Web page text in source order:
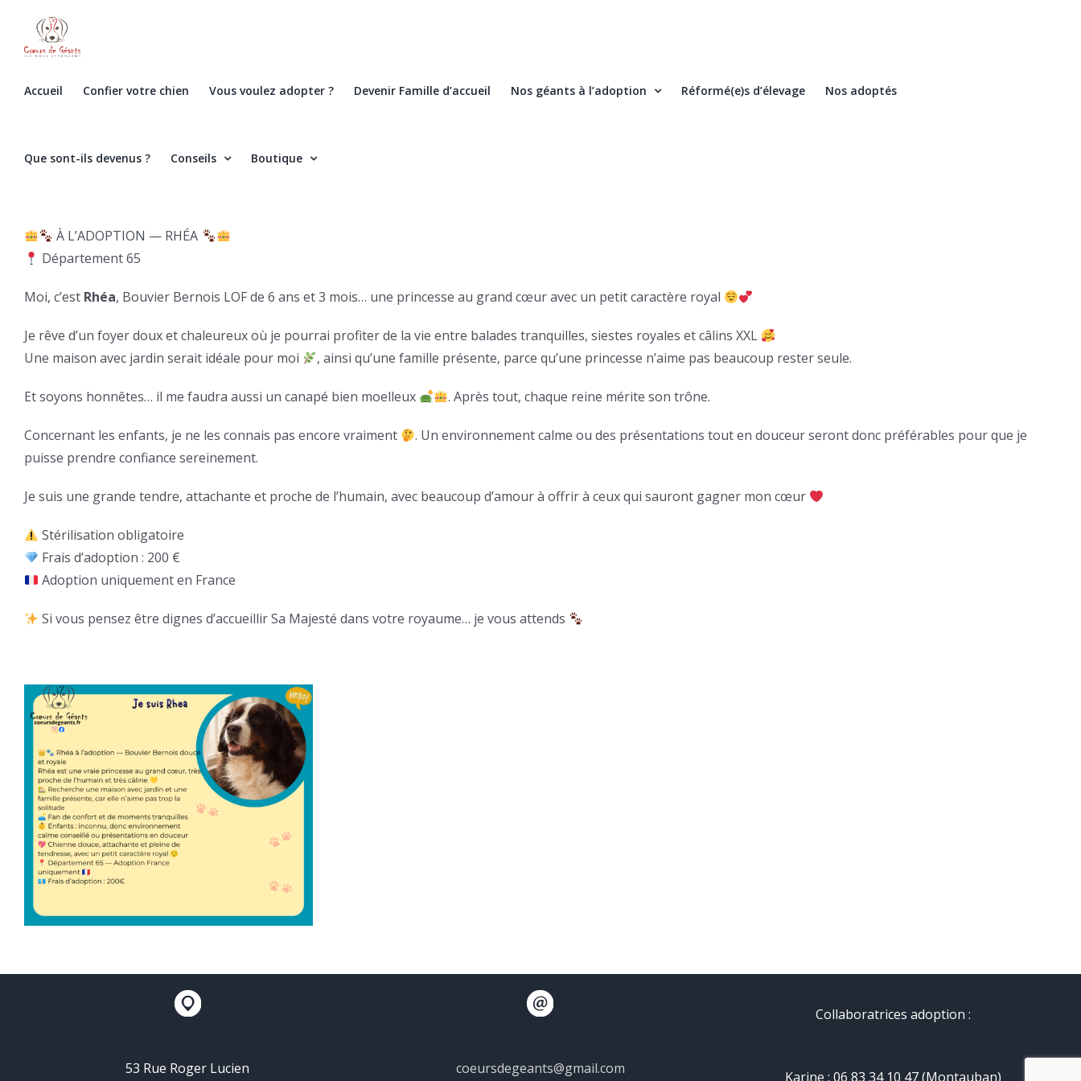
content
Accueil Confier votre chien Vous voulez adopter ? Devenir Famille d’accueil Nos géants à l’adoption Réformé(e)s d’élevage Nos adoptés
Que sont-ils devenus ? Conseils Boutique
À L’ADOPTION — RHÉA
Département 65
Moi, c’est Rhéa, Bouvier Bernois LOF de 6 ans et 3 mois… une princesse au grand cœur avec un petit caractère royal
Je rêve d’un foyer doux et chaleureux où je pourrai profiter de la vie entre balades tranquilles, siestes royales et câlins XXL
Une maison avec jardin serait idéale pour moi
, ainsi qu’une famille présente, parce qu’une princesse n’aime pas beaucoup rester seule.
Et soyons honnêtes… il me faudra aussi un canapé bien moelleux . Après tout, chaque reine mérite son trône.
Concernant les enfants, je ne les connais pas encore vraiment
. Un environnement calme ou des présentations tout en douceur seront donc préférables pour que je
puisse prendre confiance sereinement.
Je suis une grande tendre, attachante et proche de l’humain, avec beaucoup d’amour à offrir à ceux qui sauront gagner mon cœur
Stérilisation obligatoire
Frais d’adoption : 200 €
Adoption uniquement en France
Si vous pensez être dignes d’accueillir Sa Majesté dans votre royaume… je vous attends
53 Rue Roger Lucien coeursdegeants@gmail.com
Collaboratrices adoption :
Karine : 06 83 34 10 47 (Montauban)